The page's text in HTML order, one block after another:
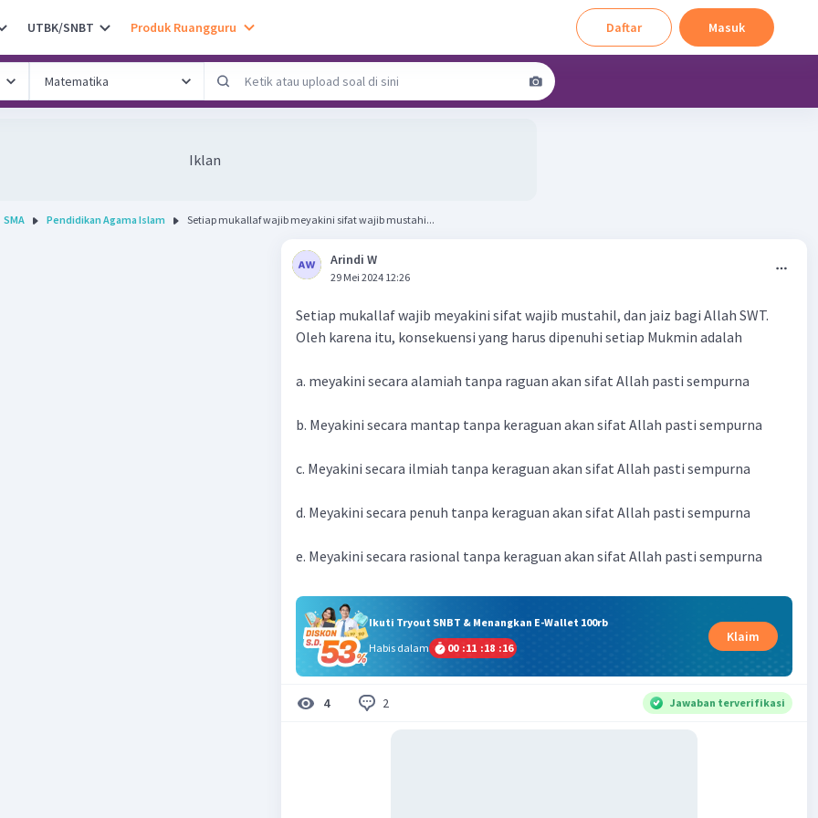
UTBK/SNBT Produk Ruangguru Daftar Masuk
Iklan
SMA Pendidikan Agama Islam Setiap mukallaf wajib meyakini sifat wajib mustahi...
Arindi W
29 Mei 2024 12:26
Setiap mukallaf wajib meyakini sifat wajib mustahil, dan jaiz bagi Allah SWT.
Oleh karena itu, konsekuensi yang harus dipenuhi setiap Mukmin adalah
a. meyakini secara alamiah tanpa raguan akan sifat Allah pasti sempurna
b. Meyakini secara mantap tanpa keraguan akan sifat Allah pasti sempurna
c. Meyakini secara ilmiah tanpa keraguan akan sifat Allah pasti sempurna
d. Meyakini secara penuh tanpa keraguan akan sifat Allah pasti sempurna
e. Meyakini secara rasional tanpa keraguan akan sifat Allah pasti sempurna
Ikuti Tryout SNBT & Menangkan E-Wallet 100rb
Habis dalam
00 :11 :18 :16
Klaim
4 2 Jawaban terverifikasi